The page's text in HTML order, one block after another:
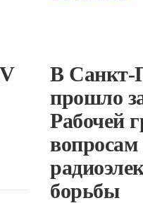
В Санкт-
прошло
Рабочей
вопросам
борьбы